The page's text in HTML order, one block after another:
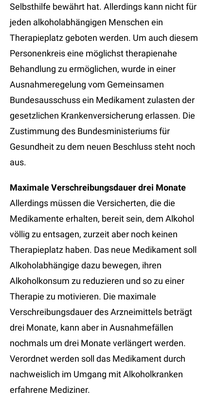
Selbsthilfe bewährt hat. Allerdings kann nicht für
jeden alkoholabhängigen Menschen ein
Therapieplatz geboten werden. Um auch diesem
Personenkreis eine möglichst therapienahe
Behandlung zu ermöglichen, wurde in einer
Ausnahmeregelung vom Gemeinsamen
Bundesausschuss ein Medikament zulasten der
gesetzlichen Krankenversicherung erlassen. Die
Zustimmung des Bundesministeriums für
Gesundheit zu dem neuen Beschluss steht noch
aus.
Maximale Verschreibungsdauer drei Monate
Allerdings müssen die Versicherten, die die
Medikamente erhalten, bereit sein, dem Alkohol
völlig zu entsagen, zurzeit aber noch keinen
Therapieplatz haben. Das neue Medikament soll
Alkoholabhängige dazu bewegen, ihren
Alkoholkonsum zu reduzieren und so zu einer
Therapie zu motivieren. Die maximale
Verschreibungsdauer des Arzneimittels beträgt
drei Monate, kann aber in Ausnahmefällen
nochmals um drei Monate verlängert werden.
Verordnet werden soll das Medikament durch
nachweislich im Umgang mit Alkoholkranken
erfahrene Mediziner.